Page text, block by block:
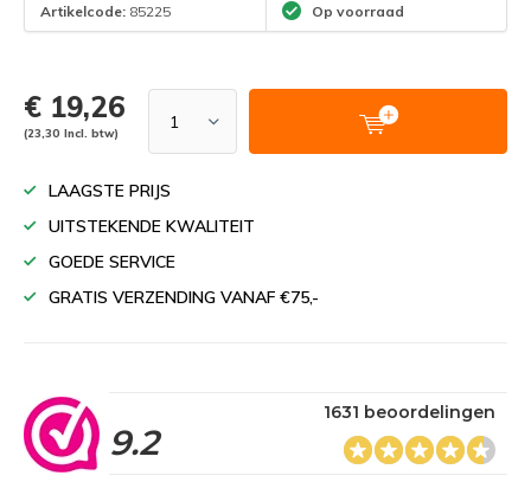
Artikelcode: 85225 Op voorraad
€ 19,26
(23,30 Incl. btw)
LAAGSTE PRIJS
UITSTEKENDE KWALITEIT
GOEDE SERVICE
GRATIS VERZENDING VANAF €75,-
9.2
1631 beoordelingen